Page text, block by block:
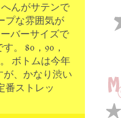
んがサテンで
プな雰囲気が
バーサイズで
。 80，90，
ボトムは今年
、かなり渋い
ストレッ